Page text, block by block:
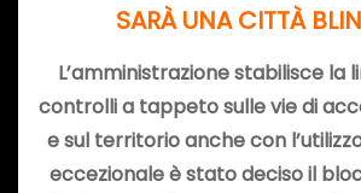
SARÀ UNA CITTÀ
L’amministrazione stabilisce la
controlli a tappeto sulle vie di
e sul territorio anche con
eccezionale è stato deciso il